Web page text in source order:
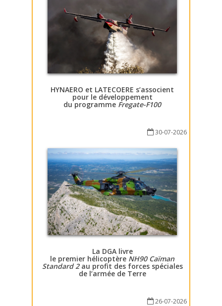
HYNAERO et LATECOERE s’associent
pour le développement
du programme Fregate-F100
30-07-2026
La DGA livre
le premier hélicoptère NH90 Caïman
Standard 2au profit des forces spéciales
de l’armée de Terre
26-07-2026